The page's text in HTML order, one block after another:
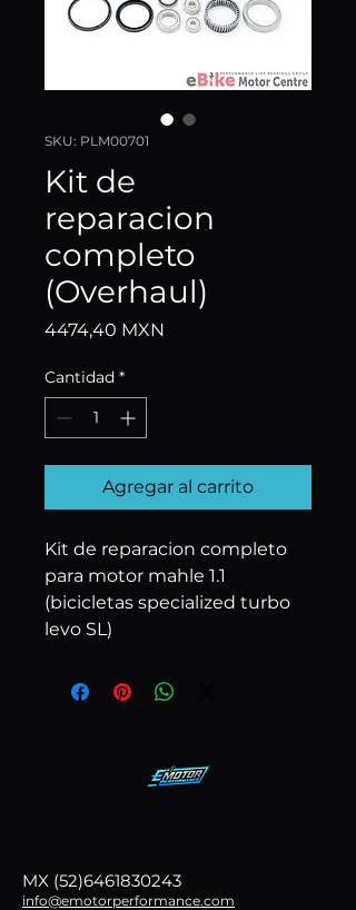
SKU: PLM00701
Kit de
reparacion
completo
(Overhaul)
4474,40 MXN
Cantidad *
Agregar al carrito
Kit de reparacion completo
para motor mahle 1.1
(bicicletas specialized turbo
levo SL)
MX (52)6461830243
info@emotorperformance.com